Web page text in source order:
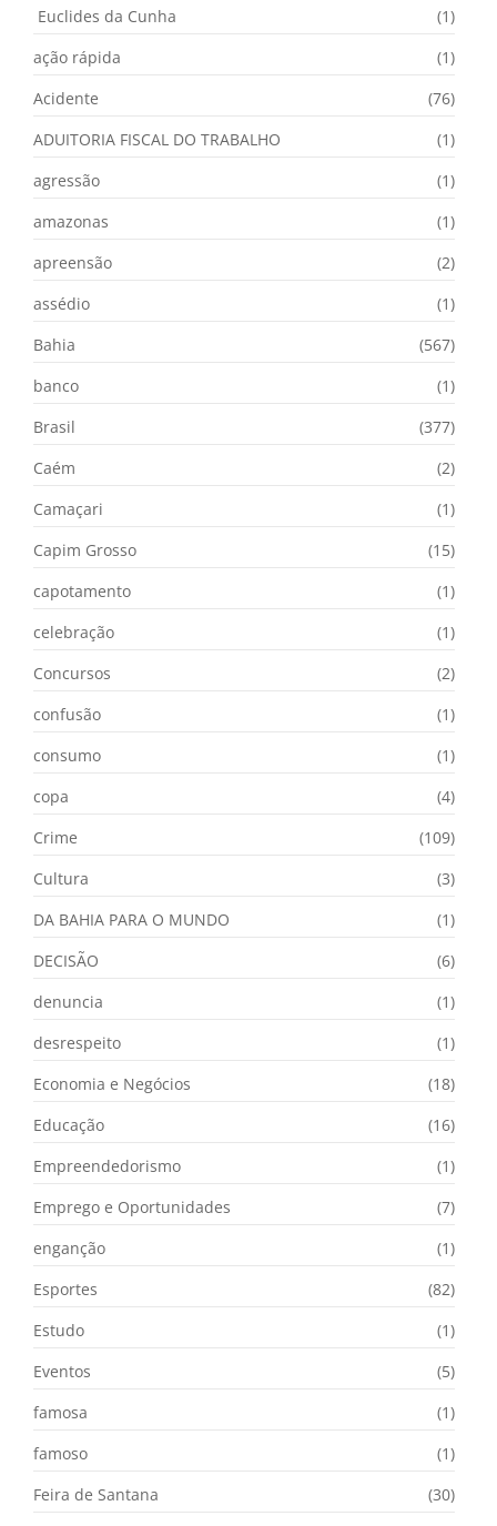
Euclides da Cunha
(1)
ação rápida
(1)
Acidente
(76)
ADUITORIA FISCAL DO TRABALHO
(1)
agressão
(1)
amazonas
(1)
apreensão
(2)
assédio
(1)
Bahia
(567)
banco
(1)
Brasil
(377)
Caém
(2)
Camaçari
(1)
Capim Grosso
(15)
capotamento
(1)
celebração
(1)
Concursos
(2)
confusão
(1)
consumo
(1)
copa
(4)
Crime
(109)
Cultura
(3)
DA BAHIA PARA O MUNDO
(1)
DECISÃO
(6)
denuncia
(1)
desrespeito
(1)
Economia e Negócios
(18)
Educação
(16)
Empreendedorismo
(1)
Emprego e Oportunidades
(7)
enganção
(1)
Esportes
(82)
Estudo
(1)
Eventos
(5)
famosa
(1)
famoso
(1)
Feira de Santana
(30)